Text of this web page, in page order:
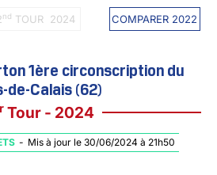
nd TOUR 2024 COMPARER 2022
1ère circonscription du
de-Calais (62)
Tour - 2024
- Mis à jour le 30/06/2024 à 21h50